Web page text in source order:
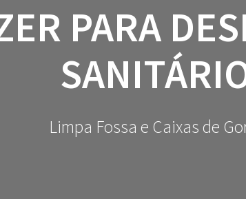
PARA
Limpa Fossa e Caixas de